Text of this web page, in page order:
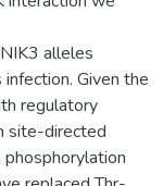
alleles
Given the
regulatory
site-directed